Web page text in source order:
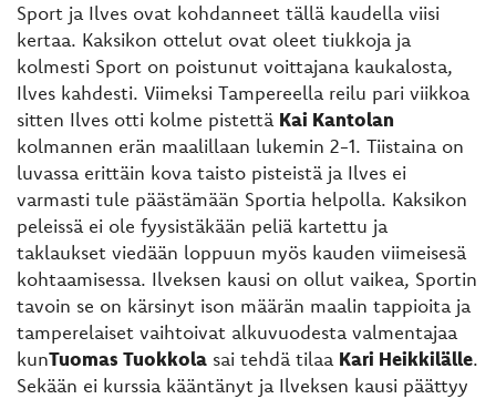
Sport ja Ilves ovat kohdanneet tällä kaudella viisi
kertaa. Kaksikon ottelut ovat oleet tiukkoja ja
kolmesti Sport on poistunut voittajana kaukalosta,
Ilves kahdesti. Viimeksi Tampereella reilu pari viikkoa
sitten Ilves otti kolme pistettä Kai Kantolan
kolmannen erän maalillaan lukemin 2-1. Tiistaina on
luvassa erittäin kova taisto pisteistä ja Ilves ei
varmasti tule päästämään Sportia helpolla. Kaksikon
peleissä ei ole fyysistäkään peliä kartettu ja
taklaukset viedään loppuun myös kauden viimeisesä
kohtaamisessa. Ilveksen kausi on ollut vaikea, Sportin
tavoin se on kärsinyt ison määrän maalin tappioita ja
tamperelaiset vaihtoivat alkuvuodesta valmentajaa
kunTuomas Tuokkola sai tehdä tilaa Kari Heikkilälle.
Sekään ei kurssia kääntänyt ja Ilveksen kausi päättyy